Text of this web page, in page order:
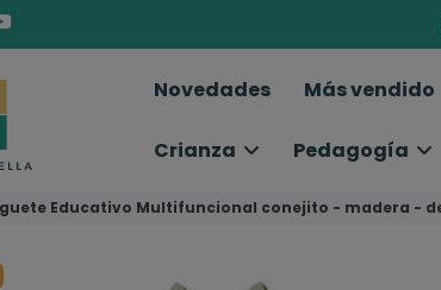
Novedades Más vendido
Crianza Pedagogía
Educativo Multifuncional conejito - madera -